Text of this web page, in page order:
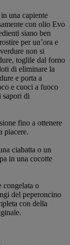
una capiente
con olio Evo
siano ben
per un’ora e
non si
toglile dal forno
di eliminare la
e porta a
e cuoci a fuoco
sapori di
fino a ottenere
piacere.
ciabatta o un
in una cocotte
congelata o
del peperoncino
con della